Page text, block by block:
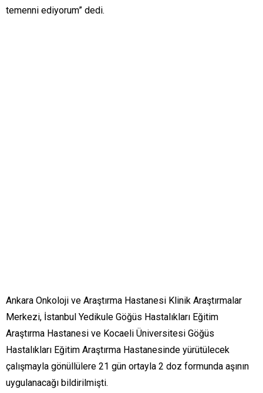
temenni ediyorum” dedi.
Ankara Onkoloji ve Araştırma Hastanesi Klinik Araştırmalar
Merkezi, İstanbul Yedikule Göğüs Hastalıkları Eğitim
Araştırma Hastanesi ve Kocaeli Üniversitesi Göğüs
Hastalıkları Eğitim Araştırma Hastanesinde yürütülecek
çalışmayla gönüllülere 21 gün ortayla 2 doz formunda aşının
uygulanacağı bildirilmişti.